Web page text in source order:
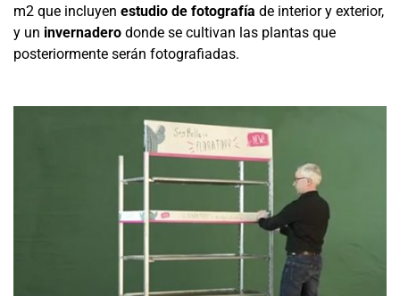
m2 que incluyen estudio de fotografía de interior y exterior,
y un invernadero donde se cultivan las plantas que
posteriormente serán fotografiadas.